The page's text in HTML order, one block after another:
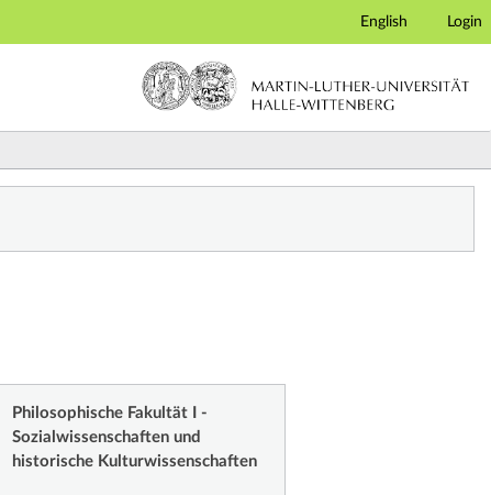
English Login
Philosophische Fakultät I -
Sozialwissenschaften und
historische Kulturwissenschaften